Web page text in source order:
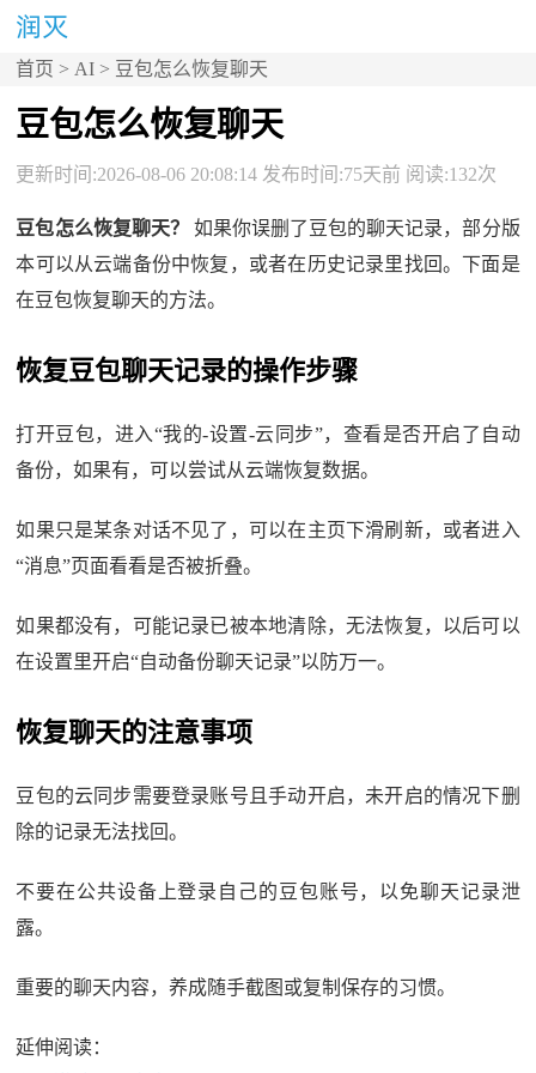
首页 > AI > 豆包怎么恢复聊天
豆包怎么恢复聊天
更新时间:2026-08-06 20:08:14 发布时间:75天前 阅读:132次
豆包怎么恢复聊天？
如果你误删了豆包的聊天记录，部分版
本可以从云端备份中恢复，或者在历史记录里找回。下面是
在豆包恢复聊天的方法。
恢复豆包聊天记录的操作步骤
打开豆包，进入“我的-设置-云同步”，查看是否开启了自动
备份，如果有，可以尝试从云端恢复数据。
如果只是某条对话不见了，可以在主页下滑刷新，或者进入
“消息”页面看看是否被折叠。
如果都没有，可能记录已被本地清除，无法恢复，以后可以
在设置里开启“自动备份聊天记录”以防万一。
恢复聊天的注意事项
豆包的云同步需要登录账号且手动开启，未开启的情况下删
除的记录无法找回。
不要在公共设备上登录自己的豆包账号，以免聊天记录泄
露。
重要的聊天内容，养成随手截图或复制保存的习惯。
延伸阅读：